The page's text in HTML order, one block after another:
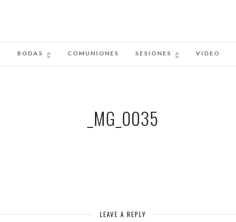
BODAS COMUNIONES SESIONES VIDEO
_MG_0035
LEAVE A REPLY